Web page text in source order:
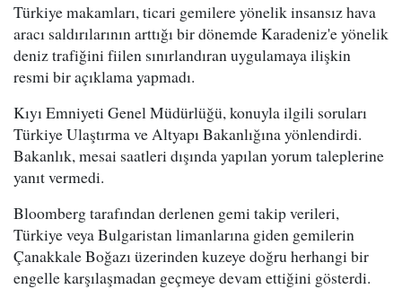
Türkiye makamları, ticari gemilere yönelik insansız hava
aracı saldırılarının arttığı bir dönemde Karadeniz'e yönelik
deniz trafiğini fiilen sınırlandıran uygulamaya ilişkin
resmi bir açıklama yapmadı.
Kıyı Emniyeti Genel Müdürlüğü, konuyla ilgili soruları
Türkiye Ulaştırma ve Altyapı Bakanlığına yönlendirdi.
Bakanlık, mesai saatleri dışında yapılan yorum taleplerine
yanıt vermedi.
Bloomberg tarafından derlenen gemi takip verileri,
Türkiye veya Bulgaristan limanlarına giden gemilerin
Çanakkale Boğazı üzerinden kuzeye doğru herhangi bir
engelle karşılaşmadan geçmeye devam ettiğini gösterdi.